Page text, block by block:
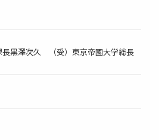
長黒澤次久 （受）東京帝國大学総長